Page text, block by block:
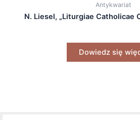
Antykwariat
N. Liesel, „Liturgiae Catholicae
Dowiedz się